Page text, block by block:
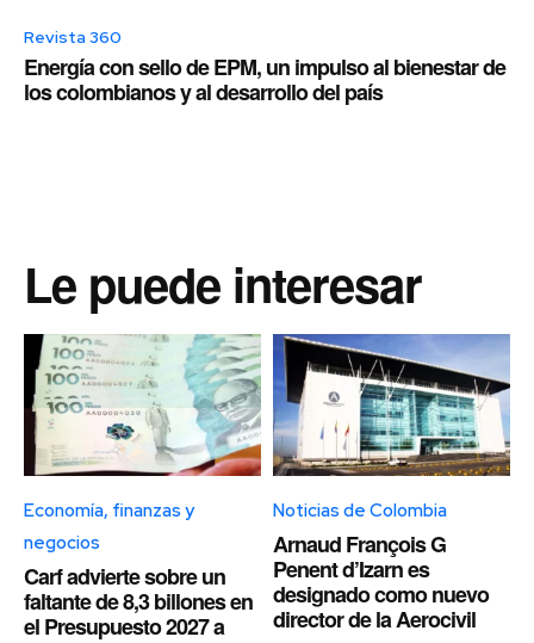
Revista 360
Energía con sello de EPM, un impulso al bienestar de
los colombianos y al desarrollo del país
Le puede interesar
Economía, finanzas y
negocios
Carf advierte sobre un
faltante de 8,3 billones en
el Presupuesto 2027 a
Noticias de Colombia
Arnaud François G
Penent d’Izarn es
designado como nuevo
director de la Aerocivil